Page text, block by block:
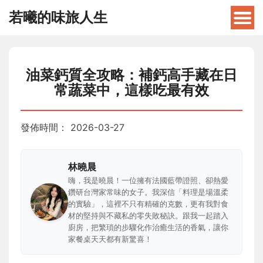
若曦的味旅人生
油菜鈣質全攻略：補鈣高手藏在日
常蔬菜中，這樣吃最有效
發佈時間： 2026-03-27
林曉晨
嗨，我是曉晨！一位擁有法國藍帶證照、卻熱愛
鑽研台灣家常味的女子。我深信「料理是場溫柔
的實驗」，這裡不只有精確的克數，更有我對食
材的堅持與不藏私的零失敗秘訣。跟我一起踏入
廚房，把繁瑣的步驟化作治癒生活的香氣，讓你
家餐桌天天都有新驚喜！